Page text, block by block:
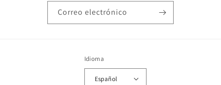
Correo electrónico
Idioma
Español